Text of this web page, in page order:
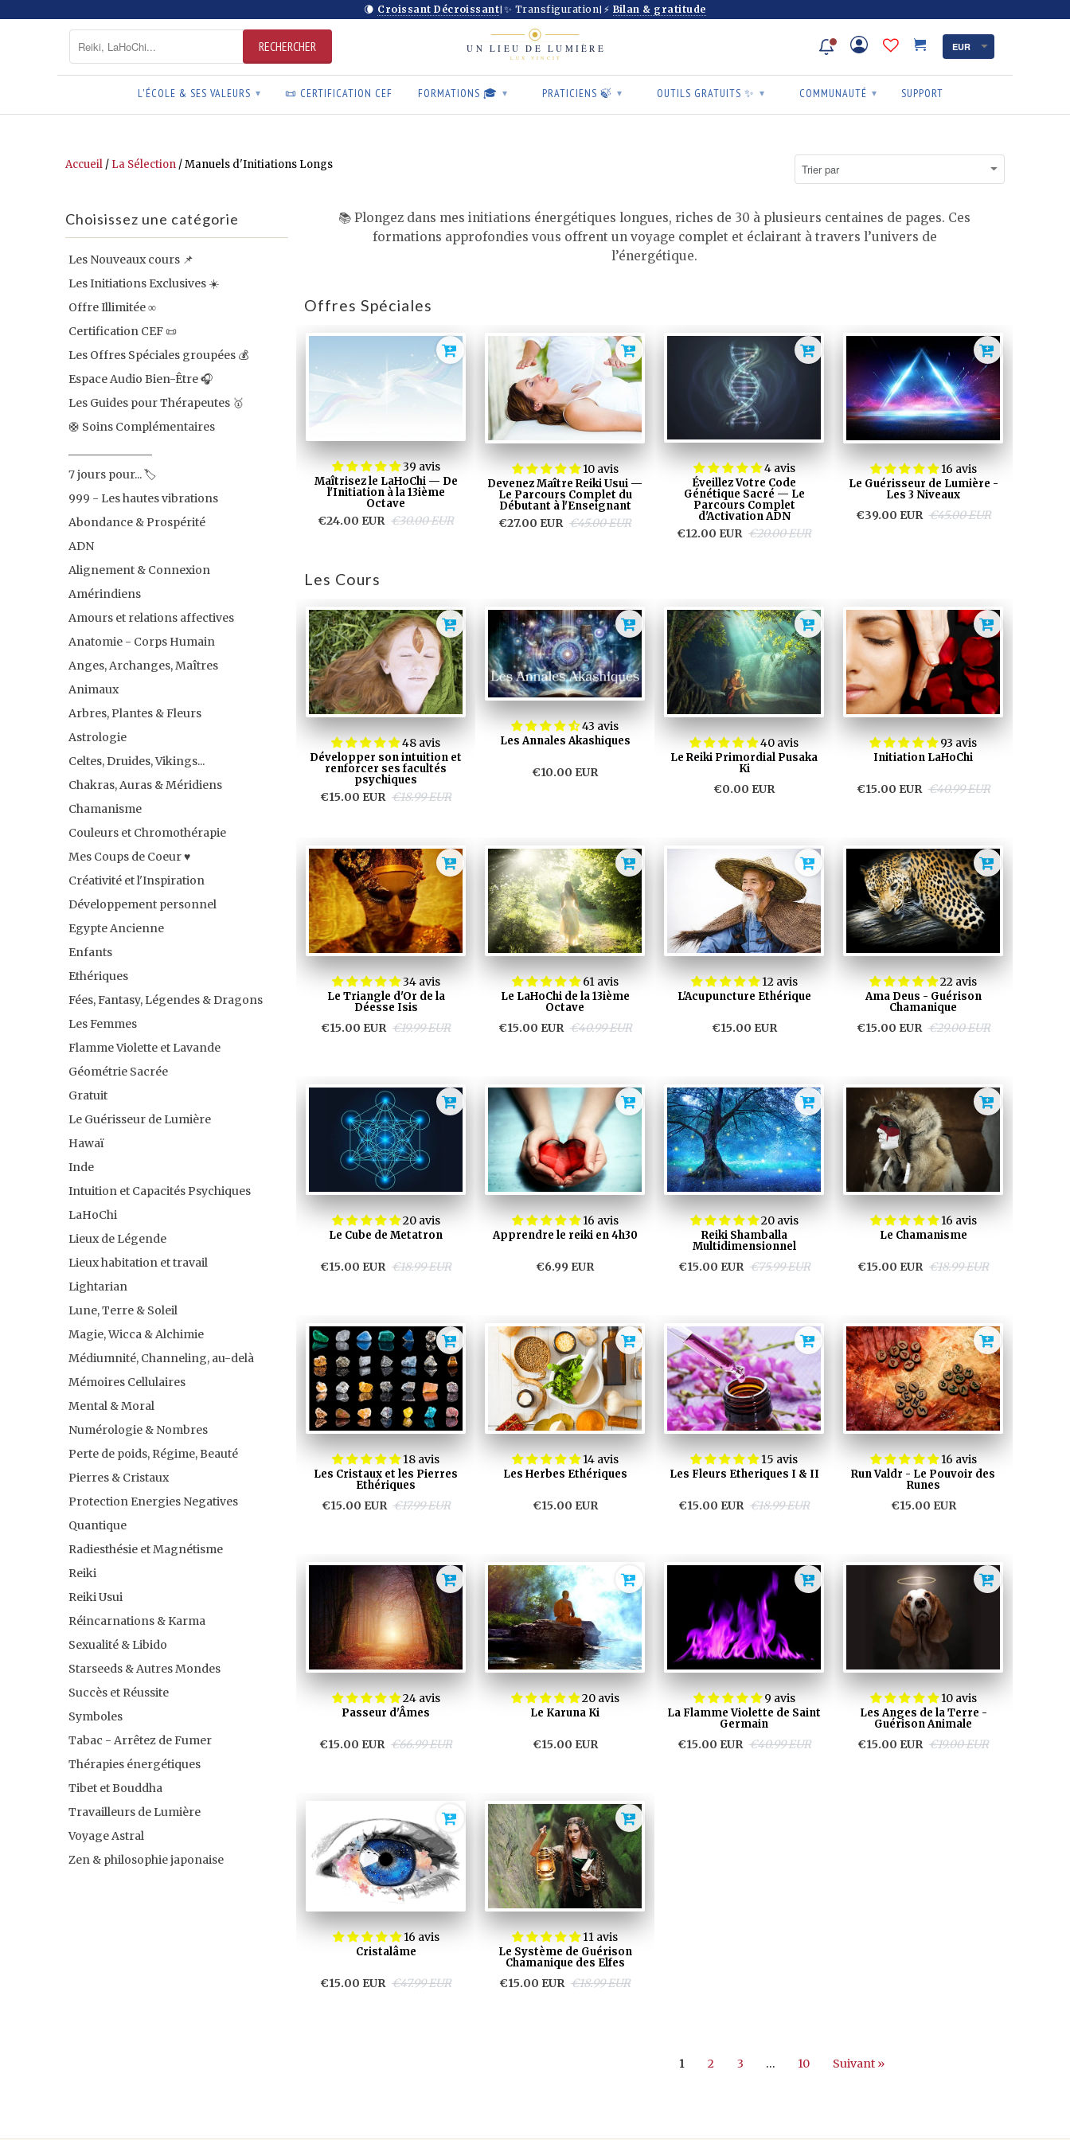
🌘 Croissant Décroissant| ✨ Transfiguration| ⚡ Bilan & gratitude
L'ÉCOLE & SES VALEURS ▾ 📜 CERTIFICATION CEF FORMATIONS 🎓 ▾ PRATICIENS 🍃 ▾ OUTILS GRATUITS ✨ ▾ COMMUNAUTÉ ▾ SUPPORT
Accueil / La Sélection /Manuels d'Initiations Longs
Choisissez une catégorie
Les Nouveaux cours 📌
Les Initiations Exclusives ☀️
Offre Illimitée ∞
Certification CEF 📜
Les Offres Spéciales groupées 💰
Espace Audio Bien-Être 🎧
Les Guides pour Thérapeutes 🥇
🛟 Soins Complémentaires
7 jours pour... 🏷
999 - Les hautes vibrations
Abondance & Prospérité
ADN
Alignement & Connexion
Amérindiens
Amours et relations affectives
Anatomie - Corps Humain
Anges, Archanges, Maîtres
Animaux
Arbres, Plantes & Fleurs
Astrologie
Celtes, Druides, Vikings...
Chakras, Auras & Méridiens
Chamanisme
Couleurs et Chromothérapie
Mes Coups de Coeur ♥️
Créativité et l'Inspiration
Développement personnel
Egypte Ancienne
Enfants
Ethériques
Fées, Fantasy, Légendes & Dragons
Les Femmes
Flamme Violette et Lavande
Géométrie Sacrée
Gratuit
Le Guérisseur de Lumière
Hawaï
Inde
Intuition et Capacités Psychiques
LaHoChi
Lieux de Légende
Lieux habitation et travail
Lightarian
Lune, Terre & Soleil
Magie, Wicca & Alchimie
Médiumnité, Channeling, au-delà
Mémoires Cellulaires
Mental & Moral
Numérologie & Nombres
Perte de poids, Régime, Beauté
Pierres & Cristaux
Protection Energies Negatives
Quantique
Radiesthésie et Magnétisme
Reiki
Reiki Usui
Réincarnations & Karma
Sexualité & Libido
Starseeds & Autres Mondes
Succès et Réussite
Symboles
Tabac - Arrêtez de Fumer
Thérapies énergétiques
Tibet et Bouddha
Travailleurs de Lumière
Voyage Astral
Zen & philosophie japonaise
📚 Plongez dans mes initiations énergétiques longues, riches de 30 à plusieurs centaines de pages. Ces
formations approfondies vous offrent un voyage complet et éclairant à travers l’univers de
l’énergétique.
Offres Spéciales
39 avis
Maîtrisez le LaHoChi — De
l'Initiation à la 13ième
Octave
€24.00 EUR €30.00 EUR
10 avis
Devenez Maître Reiki Usui —
Le Parcours Complet du
Débutant à l'Enseignant
€27.00 EUR €45.00 EUR
4 avis
Éveillez Votre Code
Génétique Sacré — Le
Parcours Complet
d'Activation ADN
€12.00 EUR €20.00 EUR
16 avis
Le Guérisseur de Lumière -
Les 3 Niveaux
€39.00 EUR €45.00 EUR
Les Cours
48 avis
Développer son intuition et
renforcer ses facultés
psychiques
€15.00 EUR €18.99 EUR
43 avis
Les Annales Akashiques
€10.00 EUR
40 avis
Le Reiki Primordial Pusaka
Ki
€0.00 EUR
93 avis
Initiation LaHoChi
€15.00 EUR €40.99 EUR
34 avis
Le Triangle d'Or de la
Déesse Isis
€15.00 EUR €19.99 EUR
61 avis
Le LaHoChi de la 13ième
Octave
€15.00 EUR €40.99 EUR
12 avis
L'Acupuncture Ethérique
€15.00 EUR
22 avis
Ama Deus - Guérison
Chamanique
€15.00 EUR €29.00 EUR
20 avis
Le Cube de Metatron
€15.00 EUR €18.99 EUR
16 avis
Apprendre le reiki en 4h30
€6.99 EUR
20 avis
Reiki Shamballa
Multidimensionnel
€15.00 EUR €75.99 EUR
16 avis
Le Chamanisme
€15.00 EUR €18.99 EUR
18 avis
Les Cristaux et les Pierres
Ethériques
€15.00 EUR €17.99 EUR
14 avis
Les Herbes Ethériques
€15.00 EUR
15 avis
Les Fleurs Etheriques I & II
€15.00 EUR €18.99 EUR
16 avis
Run Valdr - Le Pouvoir des
Runes
€15.00 EUR
24 avis
Passeur d'Âmes
€15.00 EUR €66.99 EUR
20 avis
Le Karuna Ki
€15.00 EUR
9 avis
La Flamme Violette de Saint
Germain
€15.00 EUR €40.99 EUR
10 avis
Les Anges de la Terre -
Guérison Animale
€15.00 EUR €19.00 EUR
16 avis
Cristalâme
€15.00 EUR €47.99 EUR
11 avis
Le Système de Guérison
Chamanique des Elfes
€15.00 EUR €18.99 EUR
1 2 3 … 10 Suivant »